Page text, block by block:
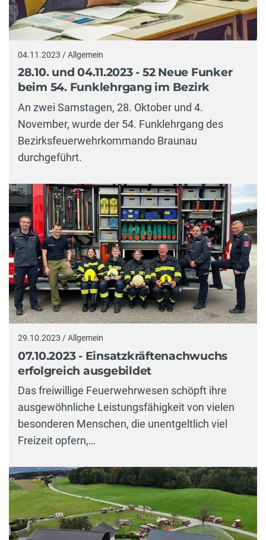
04.11.2023 / Allgemein
28.10. und 04.11.2023 - 52 Neue Funker
beim 54. Funklehrgang im Bezirk
An zwei Samstagen, 28. Oktober und 4.
November, wurde der 54. Funklehrgang des
Bezirksfeuerwehrkommando Braunau
durchgeführt.
29.10.2023 / Allgemein
07.10.2023 - Einsatzkräftenachwuchs
erfolgreich ausgebildet
Das freiwillige Feuerwehrwesen schöpft ihre
ausgewöhnliche Leistungsfähigkeit von vielen
besonderen Menschen, die unentgeltlich viel
Freizeit opfern,…